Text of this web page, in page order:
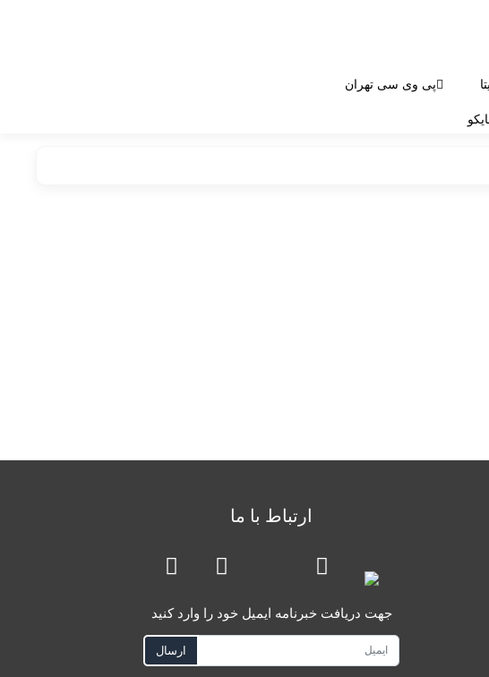
پی وی سی تهران
ارتباط با ما
جهت دریافت خبرنامه ایمیل خود را وارد کنید
ارسال